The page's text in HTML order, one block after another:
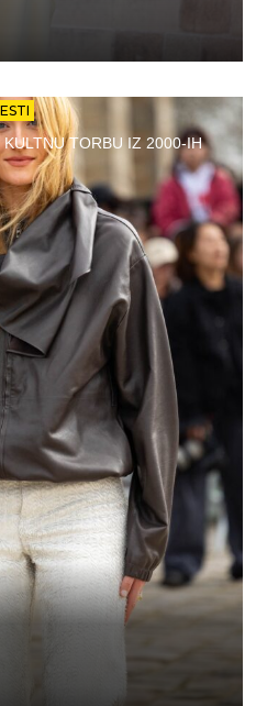
TORBU IZ 2000-IH